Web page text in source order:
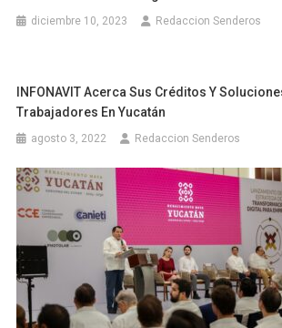
diciembre 10, 2023 Redaccion Senderos
INFONAVIT Acerca Sus Créditos Y
Trabajadores En Yucatán
agosto 3, 2022 Redaccion Senderos